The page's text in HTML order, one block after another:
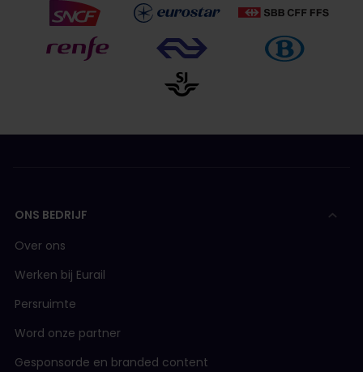
ONS BEDRIJF
Over ons
Werken bij Eurail
Persruimte
Word onze partner
Gesponsorde en branded content